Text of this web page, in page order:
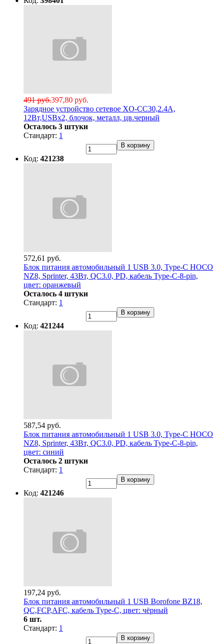
397,80 руб.
491 руб.
Зарядное устройство сетевое XO-CC30,2.4А,
12Вт,USBx2, блочок, металл, цв.черный
Осталось 3 штуки
Стандарт: 1
В корзину
Код: 421238
572,61 руб.
Блок питания автомобильный 1 USB 3.0, Type-C HOCO
NZ8, Sprinter, 43Вт, QC3.0, PD, кабель Type-C-8-pin,
цвет: оранжевый
Осталось 4 штуки
Стандарт: 1
В корзину
Код: 421244
587,54 руб.
Блок питания автомобильный 1 USB 3.0, Type-C HOCO
NZ8, Sprinter, 43Вт, QC3.0, PD, кабель Type-C-8-pin,
цвет: синий
Осталось 2 штуки
Стандарт: 1
В корзину
Код: 421246
197,24 руб.
Блок питания автомобильный 1 USB Borofone BZ18,
QC,FCP,AFC, кабель Type-C, цвет: чёрный
6 шт.
Стандарт: 1
В корзину